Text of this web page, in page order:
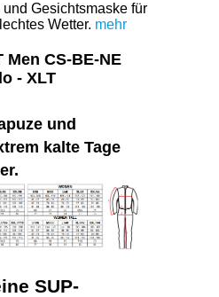
Gesichtsmaske für
Wetter. mehr
Men CS-BE-NE
- XLT
und
kalte Tage
SUP-